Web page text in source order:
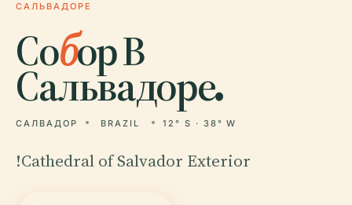
САЛЬВАДОРЕ
Собор В
Сальвадоре.
САЛВАДОР BRAZIL 12° S · 38° W
!Cathedral of Salvador Exterior